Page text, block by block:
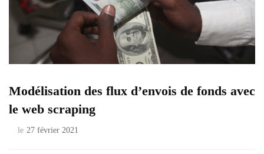
Modélisation des flux d’envois de fonds avec
le web scraping
le 27 février 2021